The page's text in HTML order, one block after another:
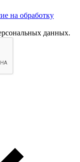
на обработку
данных.